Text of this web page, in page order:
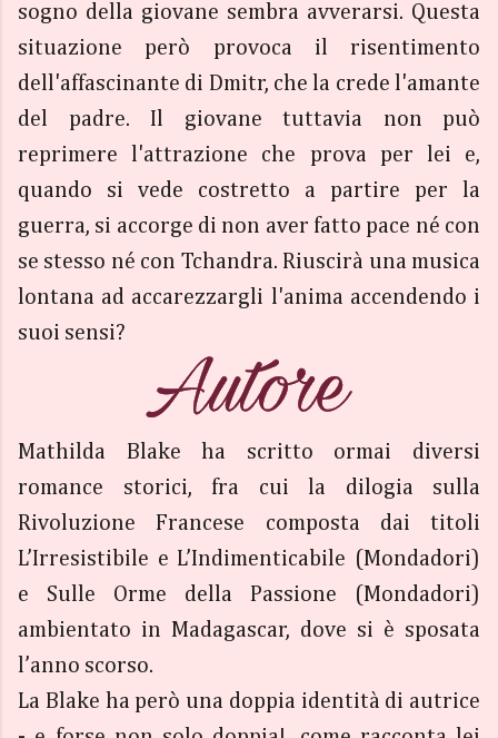
sogno della giovane sembra avverarsi. Questa
situazione però provoca il risentimento
dell'affascinante di Dmitr, che la crede l'amante
del padre. Il giovane tuttavia non può
reprimere l'attrazione che prova per lei e,
quando si vede costretto a partire per la
guerra, si accorge di non aver fatto pace né con
se stesso né con Tchandra. Riuscirà una musica
lontana ad accarezzargli l'anima accendendo i
suoi sensi?
Mathilda Blake ha scritto ormai diversi
romance storici, fra cui la dilogia sulla
Rivoluzione Francese composta dai titoli
L’Irresistibile e L’Indimenticabile (Mondadori)
e Sulle Orme della Passione (Mondadori)
ambientato in Madagascar, dove si è sposata
l’anno scorso.
La Blake ha però una doppia identità di autrice